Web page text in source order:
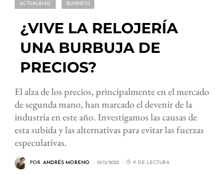
ACTUALIDAD BUSINESS
¿VIVE LA RELOJERÍA
UNA BURBUJA DE
PRECIOS?
El alza de los precios, principalmente en el mercado
de segunda mano, han marcado el devenir de la
industria en este año. Investigamos las causas de
esta subida y las alternativas para evitar las fuerzas
especulativas.
POR ANDRÉS MORENO 12/13/2022 9' DE LECTURA